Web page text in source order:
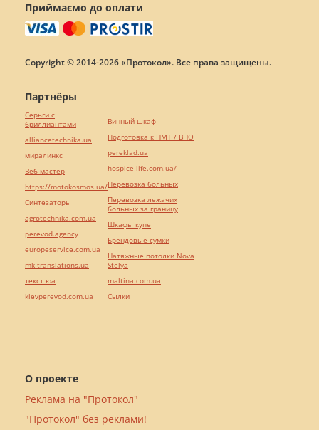
Приймаємо до оплати
Copyright © 2014-2026 «Протокол». Все права защищены.
О проекте
Реклама на "Протокол"
"Протокол" без реклами!
Партнёры
Серьги с
бриллиантами
alliancetechnika.ua
миралинкс
Веб мастер
https://motokosmos.ua/
Синтезаторы
agrotechnika.com.ua
perevod.agency
europeservice.com.ua
mk-translations.ua
текст юа
kievperevod.com.ua
Винный шкаф
Подготовка к НМТ / ВНО
pereklad.ua
hospice-life.com.ua/
Перевозка больных
Перевозка лежачих
больных за границу
Шкафы купе
Брендовые сумки
Натяжные потолки Nova
Stelya
maltina.com.ua
Cылки